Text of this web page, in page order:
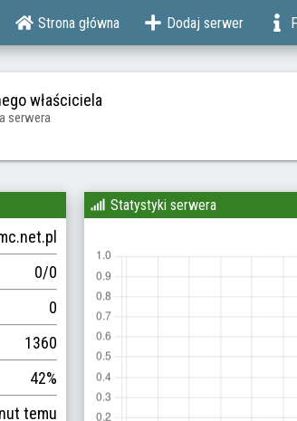
Strona główna Dodaj serwer
właściciela
serwera
0/0
0
1360
42%
temu
Statystyki serwera